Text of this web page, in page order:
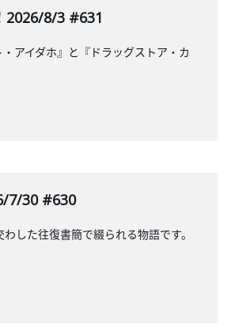
2026/8/3 #631
アイダホ』と『ドラッグストア・カ
7/30 #630
した往復書簡で綴られる物語です。